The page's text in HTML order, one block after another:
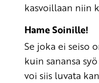
kasvoillaan niin
Hame Soinille!
Se joka ei seiso
kuin sanansa
voi siis luvata